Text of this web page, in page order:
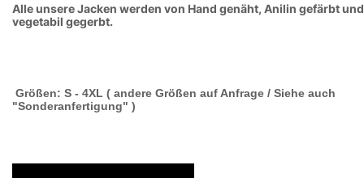
Alle unsere Jacken werden von Hand genäht, Anilin gefärbt und
vegetabil gegerbt.
Größen: S - 4XL ( andere Größen auf Anfrage / Siehe auch
"Sonderanfertigung" )